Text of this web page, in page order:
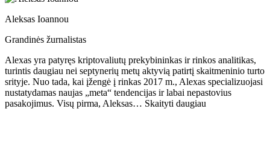
Aleksas Ioannou
Grandinės žurnalistas
Alexas yra patyręs kriptovaliutų prekybininkas ir rinkos analitikas,
turintis daugiau nei septynerių metų aktyvią patirtį skaitmeninio turto
srityje. Nuo tada, kai įžengė į rinkas 2017 m., Alexas specializuojasi
nustatydamas naujas „meta“ tendencijas ir labai nepastovius
pasakojimus. Visų pirma, Aleksas… Skaityti daugiau